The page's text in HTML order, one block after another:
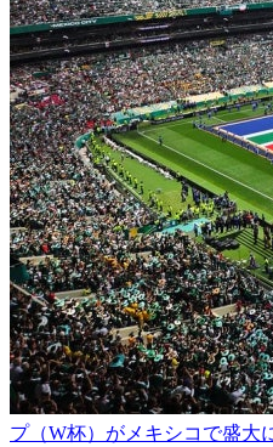
プ（W杯）がメキシコで盛大